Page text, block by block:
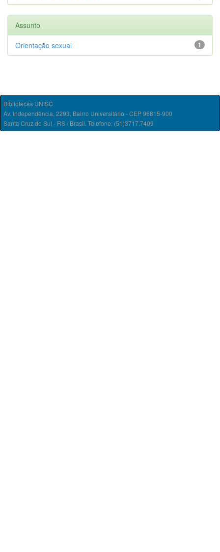
Assunto
1
Orientação sexual
Bibliotecas UNISC
Av. Independência, 2293, Bairro Universitário - CEP 96815-900
Santa Cruz do Sul - RS / Brasil. Telefone: (51)3717.7409